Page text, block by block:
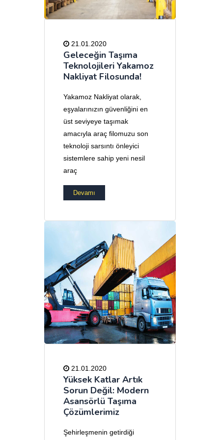
21.01.2020
Geleceğin Taşıma
Teknolojileri Yakamoz
Nakliyat Filosunda!
Yakamoz Nakliyat olarak,
eşyalarınızın güvenliğini en
üst seviyeye taşımak
amacıyla araç filomuzu son
teknoloji sarsıntı önleyici
sistemlere sahip yeni nesil
araç
Devamı
21.01.2020
Yüksek Katlar Artık
Sorun Değil: Modern
Asansörlü Taşıma
Çözümlerimiz
Şehirleşmenin getirdiği